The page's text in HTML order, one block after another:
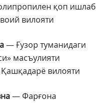
қоп ишлаб
вилояти
— Ғузор туманидаги
масъулияти
вилояти
— Фарғона